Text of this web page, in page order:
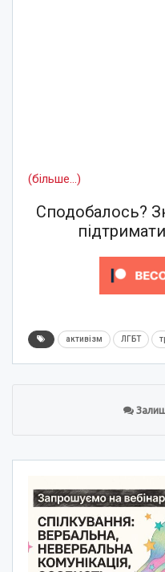
(більше…)
Сподобалось?
активізм ЛГБТ